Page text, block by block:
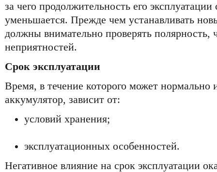
за чего продолжительность его
уменьшается. Прежде чем устанавливать
должны внимательно проверять полярность,
неприятностей.
Срок эксплуатации
Время, в течение которого может нормально
аккумулятор, зависит от:
условий хранения;
эксплуатационных особенностей.
Негативное влияние на срок эксплуатации